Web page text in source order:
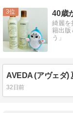
3 40歳
綺麗を
籍出版
う」
AVEDA (アヴェダ)
32日前